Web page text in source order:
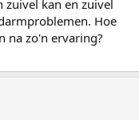
zuivel kan en zuivel
Hoe
na zo'n ervaring?